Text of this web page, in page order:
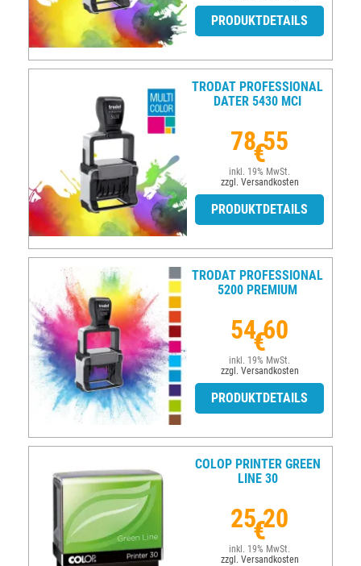
PRODUKTDETAILS
TRODAT PROFESSIONAL
DATER 5430 MCI
78,55
€
inkl. 19% MwSt.
zzgl. Versandkosten
PRODUKTDETAILS
TRODAT PROFESSIONAL
5200 PREMIUM
54,60
€
inkl. 19% MwSt.
zzgl. Versandkosten
PRODUKTDETAILS
COLOP PRINTER GREEN
LINE 30
25,20
€
inkl. 19% MwSt.
zzgl. Versandkosten